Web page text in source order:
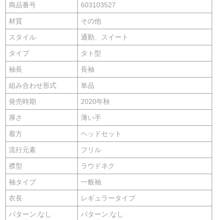
商品番号 603103527
材質 その他
スタイル 通勤、スイート
タイプ タト型
袖長 長袖
組み合わせ形式 単品
発売時期 2020年秋
厚さ 薄い手
着方 ヘッドセット
流行元素 フリル
襟型 ラウドネク
袖タイプ 一般袖
衣長 レギュラータイプ
パターン:なし パターン:なし